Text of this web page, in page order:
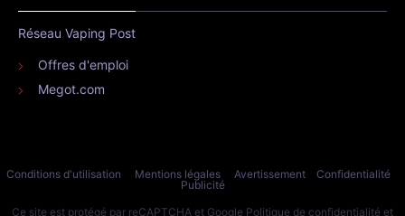
Réseau Vaping Post
Offres d'emploi
Megot.com
Conditions d'utilisation Mentions légales Avertissement
Confidentialité
Publicité
Ce site est protégé par reCAPTCHA et Google Politique de confidentialité et